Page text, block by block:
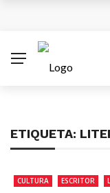
el 2026?
Antes del 8
Las empresas
ETIQUETA:
CULTURA ESCRITOR